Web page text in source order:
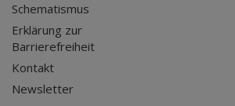
Schematismus
Erklärung zur
Barrierefreiheit
Kontakt
Newsletter